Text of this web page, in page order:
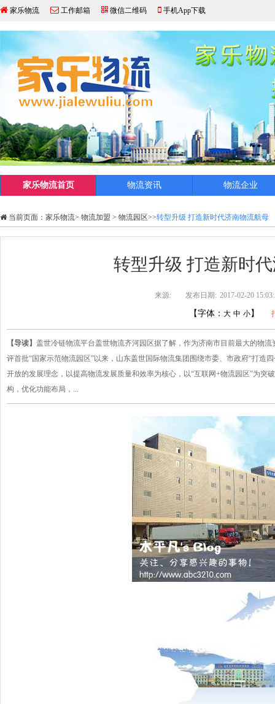
家乐物流 工作邮箱 微信二维码 手机App下载
家乐物流首页 物流资讯 物流企业
当前页面： 家乐物流> 物流加盟 > 物流园区>>转型升级 打造新时代济南物流航母
转型升级 打造新时
来源: 发布日期: 2017-02-20
【字体： 大 中 小】
【导读】 盖世冷链物流平台盖世物流齐河园区据了解，作为济南市目前最大的物
评首批“国家示范物流园区”以来，山东盖世国际物流集团围绕市委、市政府“打造
开放的发展理念，以提高物流发展质量和效率为核心，以“互联网+物流园区”为突
构，优化功能布局，...